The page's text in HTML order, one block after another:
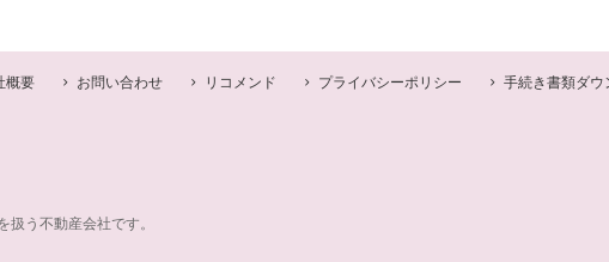
概要 お問い合わせ リコメンド プライバシーポリシー 手続き書類ダウ
う不動産会社です。